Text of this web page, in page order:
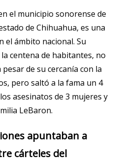
el municipio sonorense de
de Chihuahua, es una
el ámbito nacional. Su
centena de habitantes, no
de su cercanía con la
pero saltó a la fama un 4
asesinatos de 3 mujeres y
LeBaron.
apuntaban a
cárteles del